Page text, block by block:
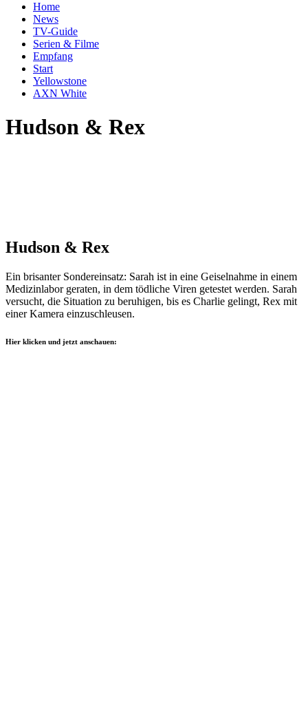
Home
News
TV-Guide
Serien & Filme
Empfang
Start
Yellowstone
AXN White
Hudson & Rex
Hudson & Rex
Ein brisanter Sondereinsatz: Sarah ist in eine Geiselnahme in einem
Medizinlabor geraten, in dem tödliche Viren getestet werden. Sarah
versucht, die Situation zu beruhigen, bis es Charlie gelingt, Rex mit
einer Kamera einzuschleusen.
Hier klicken und jetzt anschauen: